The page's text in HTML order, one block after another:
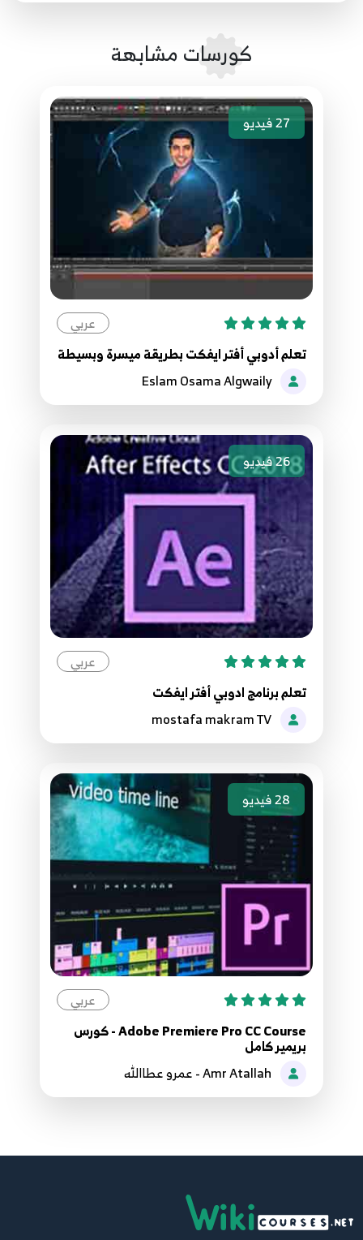
7:37
9. 09- keyframes 101
5:41
كورسات مشابهة
27فيديو
عربي
تعلم أدوبي أفتر ايفكت بطريقة ميسرة وبسيطة
Eslam Osama Algwaily
26فيديو
عربي
تعلم برنامج ادوبي أفتر ايفكت
mostafa makram TV
28فيديو
عربي
Adobe Premiere Pro CC Course - كورس
بريمير كامل